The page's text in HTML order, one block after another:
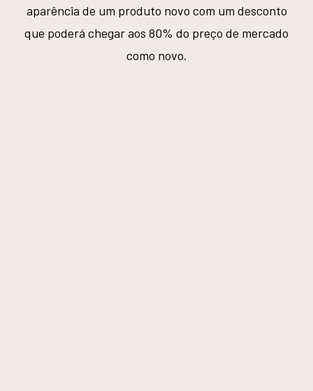
aparência de um produto novo com um desconto
que poderá chegar aos 80% do preço de mercado
como novo.